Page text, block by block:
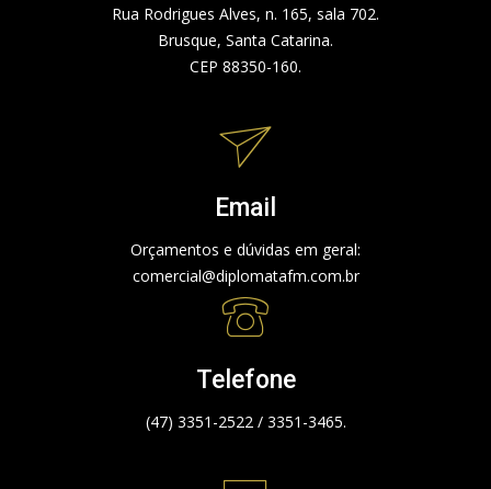
Rua Rodrigues Alves, n. 165, sala 702.
Brusque, Santa Catarina.
CEP 88350-160.
Email
Orçamentos e dúvidas em geral:
comercial@diplomatafm.com.br
Telefone
(47) 3351-2522 / 3351-3465.